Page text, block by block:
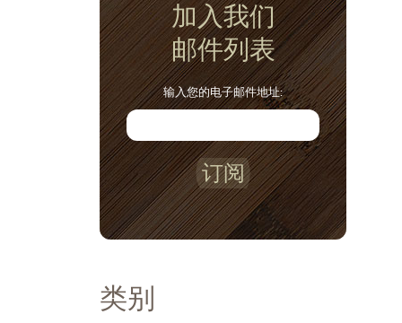
加入我们
邮件列表
输入您的电子邮件地址:
订阅
类别